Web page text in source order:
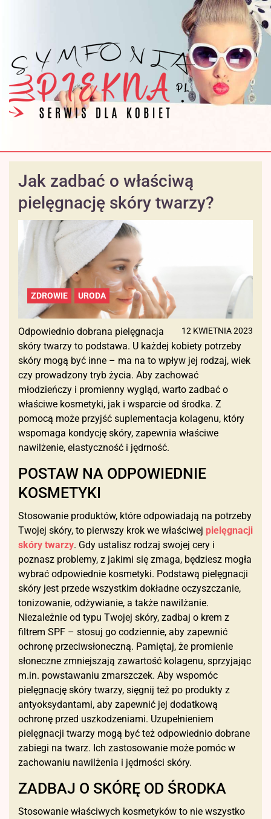
Jak zadbać o właściwą
pielęgnację skóry twarzy?
URODA
ZDROWIE
12 KWIETNIA 2023
Odpowiednio dobrana pielęgnacja
skóry twarzy to podstawa. U każdej kobiety potrzeby
skóry mogą być inne – ma na to wpływ jej rodzaj, wiek
czy prowadzony tryb życia. Aby zachować
młodzieńczy i promienny wygląd, warto zadbać o
właściwe kosmetyki, jak i wsparcie od środka. Z
pomocą może przyjść suplementacja kolagenu, który
wspomaga kondycję skóry, zapewnia właściwe
nawilżenie, elastyczność i jędrność.
POSTAW NA ODPOWIEDNIE
KOSMETYKI
Stosowanie produktów, które odpowiadają na potrzeby
Twojej skóry, to pierwszy krok we właściwej pielęgnacji
skóry twarzy. Gdy ustalisz rodzaj swojej cery i
poznasz problemy, z jakimi się zmaga, będziesz mogła
wybrać odpowiednie kosmetyki. Podstawą pielęgnacji
skóry jest przede wszystkim dokładne oczyszczanie,
tonizowanie, odżywianie, a także nawilżanie.
Niezależnie od typu Twojej skóry, zadbaj o krem z
filtrem SPF – stosuj go codziennie, aby zapewnić
ochronę przeciwsłoneczną. Pamiętaj, że promienie
słoneczne zmniejszają zawartość kolagenu, sprzyjając
m.in. powstawaniu zmarszczek. Aby wspomóc
pielęgnację skóry twarzy, sięgnij też po produkty z
antyoksydantami, aby zapewnić jej dodatkową
ochronę przed uszkodzeniami. Uzupełnieniem
pielęgnacji twarzy mogą być też odpowiednio dobrane
zabiegi na twarz. Ich zastosowanie może pomóc w
zachowaniu nawilżenia i jędrności skóry.
ZADBAJ O SKÓRĘ OD ŚRODKA
Stosowanie właściwych kosmetyków to nie wszystko